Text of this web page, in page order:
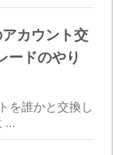
カウント交
ードのやり
を誰かと交換し
...